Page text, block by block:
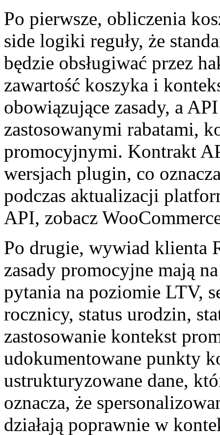
Po pierwsze, obliczenia
side logiki reguły, że
będzie obsługiwać przez
zawartość koszyka i
obowiązujące zasady, a
zastosowanymi rabatami,
promocyjnymi. Kontrakt
wersjach plugin, co
podczas aktualizacji
API, zobacz
Po drugie, wywiad klienta
zasady promocyjne mają
pytania na poziomie LTV,
rocznicy, status urodzin,
zastosowanie kontekst
udokumentowane punkty
ustrukturyzowane dane,
oznacza, że
działają poprawnie w